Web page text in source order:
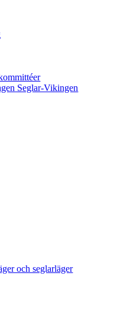
Seglar-Vikingen
och seglarläger